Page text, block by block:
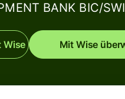
BANK BIC/
Wise Mit Wise